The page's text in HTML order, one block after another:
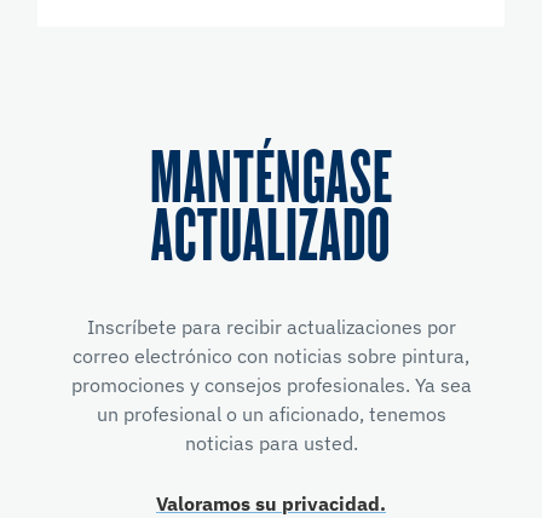
MANTÉNGASE
ACTUALIZADO
Inscríbete para recibir actualizaciones por
correo electrónico con noticias sobre pintura,
promociones y consejos profesionales. Ya sea
un profesional o un aficionado, tenemos
noticias para usted.
Valoramos su privacidad.